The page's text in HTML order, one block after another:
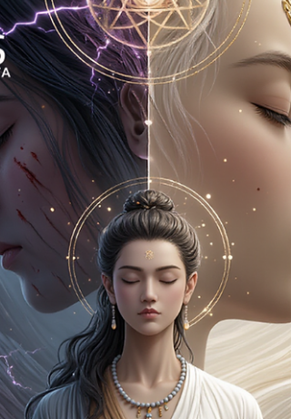
Quando saber demais não transforma —
começa a pesar Por Redação Vivemos na
era da consciência. Nunca se falou tanto
sobre autoconhecimento, saúde mental,
espiritualidade e desenvolvimento
pessoal. Segundo dados da World Health
Organization, os transtornos
relacionados à ansiedade e depressão
cresceram mais de 25% no mundo nos
últimos anos — mesmo com o aumento
do acesso à informação sobre bem-
Esse paradoxo revela uma questão
silenciosa: por que, mesmo sabendo
tanto s